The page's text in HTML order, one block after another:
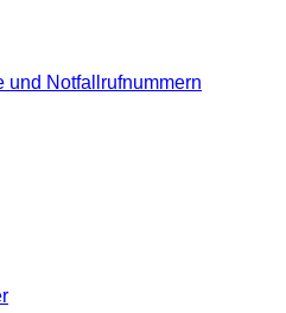
und Notfallrufnummern